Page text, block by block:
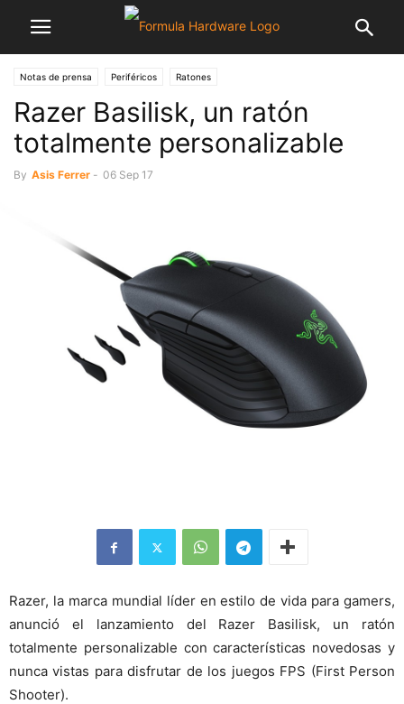
Notas de prensa Periféricos Ratones
Razer Basilisk, un ratón
totalmente personalizable
By Asis Ferrer - 06 Sep 17
Razer, la marca mundial líder en estilo de vida para gamers,
anunció el lanzamiento del Razer Basilisk, un ratón
totalmente personalizable con características novedosas y
nunca vistas para disfrutar de los juegos FPS (First Person
Shooter).